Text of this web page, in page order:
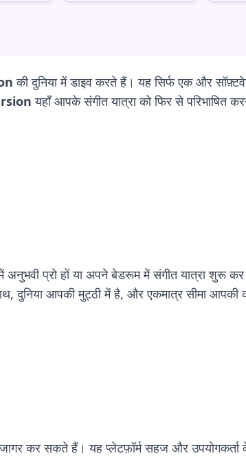
की दुनिया में डाइव करते हैं। यह सिर्फ एक और
यहाँ आपके संगीत यात्रा को फिर से परिभाषित
प्रो हों या अपने बेडरूम में संगीत यात्रा शुरू
दुनिया आपकी मुट्ठी में है, और एकमात्र सीमा आपकी
कर सकते हैं। यह प्लेटफ़ॉर्म सहज और